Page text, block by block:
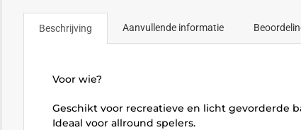
Beschrijving Aanvullende informatie
Voor wie?
Geschikt voor recreatieve en licht gevorderde
Ideaal voor allround spelers.